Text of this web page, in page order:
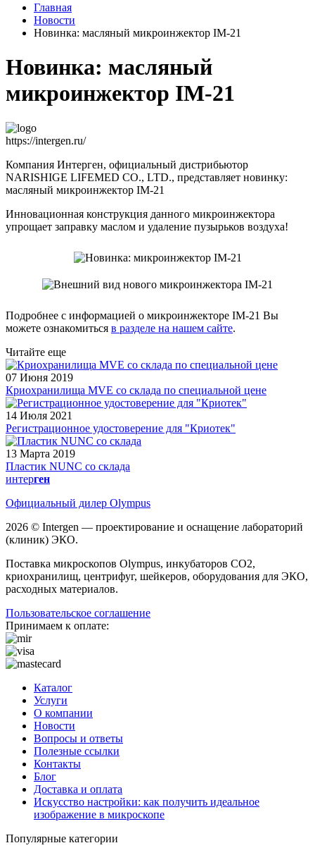
Главная
Новости
Новинка: масляный микроинжектор IM-21
Новинка: масляный
микроинжектор IM-21
https://intergen.ru/
Компания Интерген, официальный дистрибьютор
NARISHIGE LIFEMED CO., LTD., представляет новинку:
масляный микроинжектор IM-21
Инновационная конструкция данного микроинжектора
упрощает заправку маслом и удаление пузырьков воздуха!
Подробнее с информацией о микроинжекторе IM-21 Вы
можете ознакомиться в разделе на нашем сайте.
Читайте еще
07 Июня 2019
Криохранилища MVE со склада по специальной цене
14 Июля 2021
Регистрационное удостоверение для "Криотек"
13 Марта 2019
Пластик NUNC со склада
интерген
Официальный дилер Olympus
2026 © Intergen — проектирование и оснащение лабораторий
(клиник) ЭКО.
Поставка микроскопов Olympus, инкубаторов CO2,
криохранилищ, центрифуг, шейкеров, оборудования для ЭКО,
расходных материалов.
Пользовательское соглашение
Принимаем к оплате:
Каталог
Услуги
О компании
Новости
Вопросы и ответы
Полезные ссылки
Контакты
Блог
Доставка и оплата
Искусство настройки: как получить идеальное
изображение в микроскопе
Популярные категории